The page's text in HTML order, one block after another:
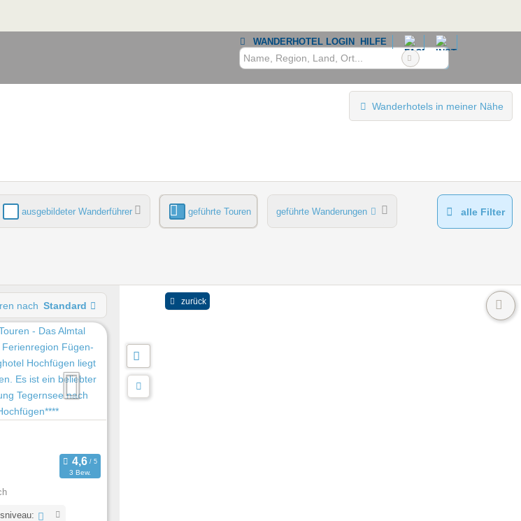
WANDERHOTEL LOGIN HILFE
Wanderhotels in meiner Nähe
ausgebildeter Wanderführer geführte Touren geführte Wanderungen alle Filter
nach Standard
3 Bew.
zurück